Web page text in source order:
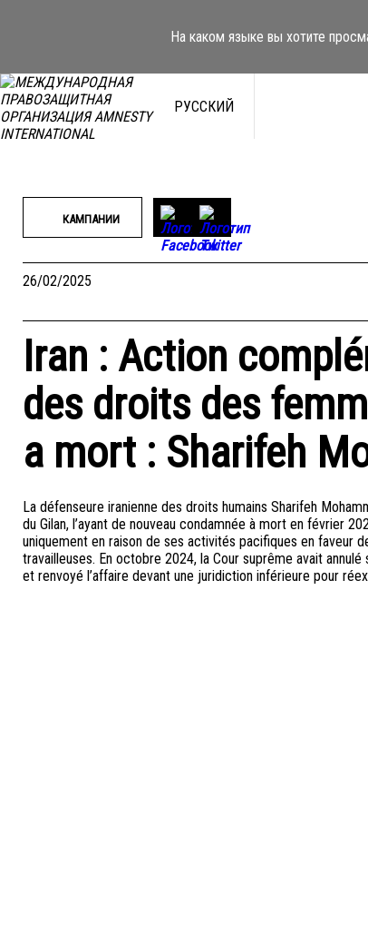
На каком языке вы хотите
РУССКИЙ
КАМПАНИИ
26/02/2025
Iran : Action
des droits des
a mort : Sharifeh
La défenseure iranienne des droits humains Sharifeh
du Gilan, l’ayant de nouveau condamnée à mort en février
uniquement en raison de ses activités pacifiques en faveur
travailleuses. En octobre 2024, la Cour suprême avait
et renvoyé l’affaire devant une juridiction inférieure pour